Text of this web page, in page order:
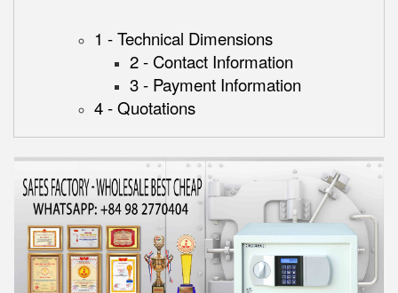
1 - Technical Dimensions
2 - Contact Information
3 - Payment Information
4 - Quotations